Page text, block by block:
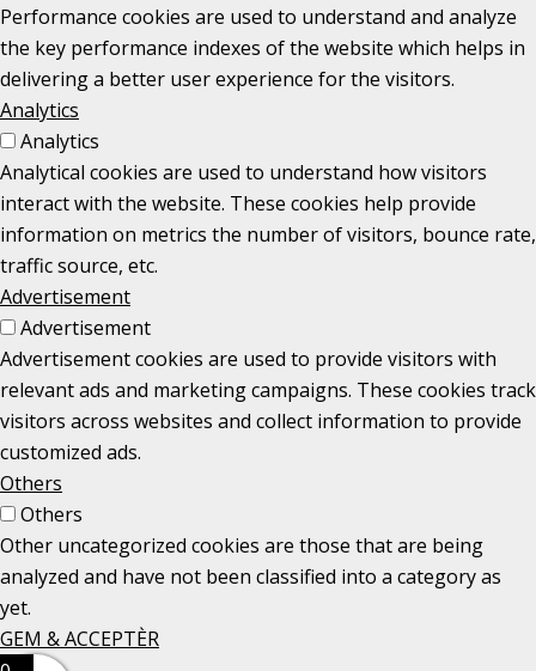
Performance cookies are used to understand and analyze
the key performance indexes of the website which helps in
delivering a better user experience for the visitors.
Analytics
Analytics
Analytical cookies are used to understand how visitors
interact with the website. These cookies help provide
information on metrics the number of visitors, bounce rate,
traffic source, etc.
Advertisement
Advertisement
Advertisement cookies are used to provide visitors with
relevant ads and marketing campaigns. These cookies track
visitors across websites and collect information to provide
customized ads.
Others
Others
Other uncategorized cookies are those that are being
analyzed and have not been classified into a category as
yet.
GEM & ACCEPTÈR